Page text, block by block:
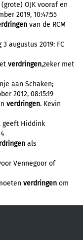
OJK vooraf en
2019, 10:47:55
van de RCM
augustus 2019: FC
verdringen,zeker met
aan Schaken;
2012, 08:15:19
verdringen. Kevin
geeft Hiddink
als
Vennegoor of
verdringen om